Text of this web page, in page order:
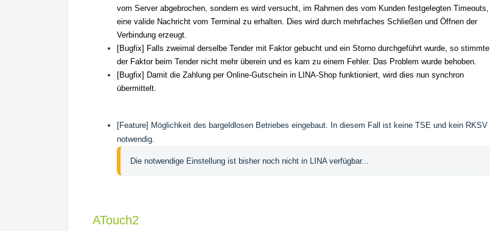
vom Server abgebrochen, sondern es wird versucht, im Rahmen des vom Kunden festgelegten Timeouts,
eine valide Nachricht vom Terminal zu erhalten. Dies wird durch mehrfaches Schließen und Öffnen der
Verbindung erzeugt.
[Bugfix] Falls zweimal derselbe Tender mit Faktor gebucht und ein Storno durchgeführt wurde, so stimmte
der Faktor beim Tender nicht mehr überein und es kam zu einem Fehler. Das Problem wurde behoben.
[Bugfix] Damit die Zahlung per Online-Gutschein in LINA-Shop funktioniert, wird dies nun synchron
übermittelt.
[Feature] Möglichkeit des bargeldlosen Betriebes eingebaut. In diesem Fall ist keine TSE und kein RKSV
notwendig.
Die notwendige Einstellung ist bisher noch nicht in LINA verfügbar...
ATouch2